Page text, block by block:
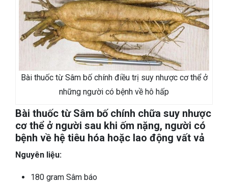
Bài thuốc từ Sâm bố chính điều trị suy nhược cơ thể ở
những người có bệnh về hô hấp
Bài thuốc từ Sâm bố chính chữa suy nhược
cơ thể ở người sau khi ốm nặng, người có
bệnh về hệ tiêu hóa hoặc lao động vất vả
Nguyên liệu:
180 gram Sâm báo